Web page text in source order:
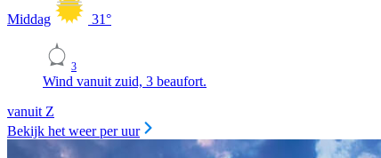
Middag 31°
3
Wind vanuit zuid, 3 beaufort.
vanuit Z
Bekijk het weer per uur